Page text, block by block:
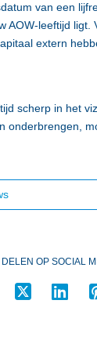
van een
AOW-leeftijd ligt.
extern
scherp in het
onderbrengen,
DELEN OP SOCIAL